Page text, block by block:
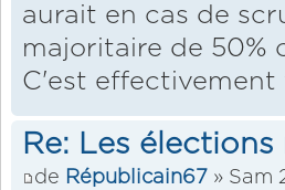
aurait en cas de
majoritaire de 50%
C'est
Re: Les
de Républicain67 » Sam